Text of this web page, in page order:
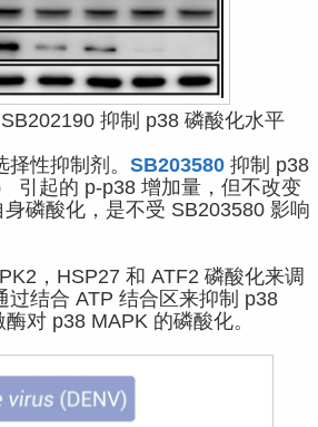
抑制 p38 磷酸化水平
性抑制剂。 SB203580 抑制 p38
引起的 p-p38 增加量，但不改变
磷酸化，是不受 SB203580 影响
，HSP27 和 ATF2 磷酸化来调
结合 ATP 结合区来抑制 p38
对 p38 MAPK 的磷酸化。